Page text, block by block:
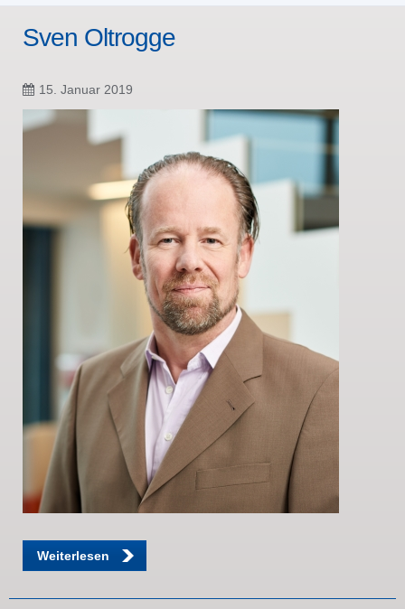
Sven Oltrogge
15. Januar 2019
Weiterlesen